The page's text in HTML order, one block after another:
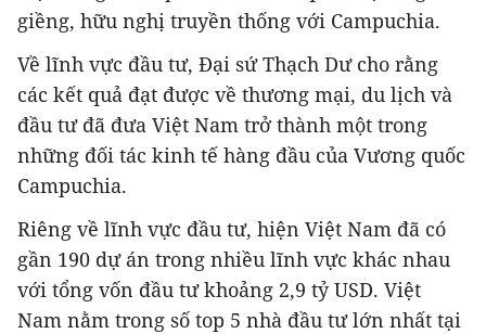
giềng, hữu nghị truyền thống với Campuchia.
Về lĩnh vực đầu tư, Đại sứ Thạch Dư cho rằng
các kết quả đạt được về thương mại, du lịch và
đầu tư đã đưa Việt Nam trở thành một trong
những đối tác kinh tế hàng đầu của Vương quốc
Campuchia.
Riêng về lĩnh vực đầu tư, hiện Việt Nam đã có
gần 190 dự án trong nhiều lĩnh vực khác nhau
với tổng vốn đầu tư khoảng 2,9 tỷ USD. Việt
Nam nằm trong số top 5 nhà đầu tư lớn nhất tại